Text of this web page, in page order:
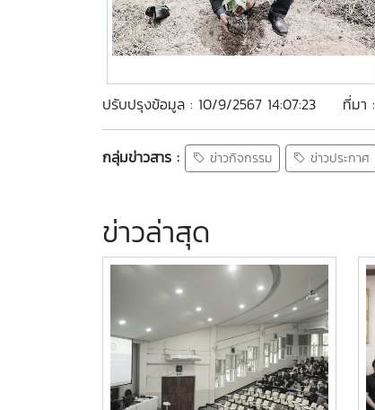
ปรับปรุงข้อมูล : 10/9/2567 14:07:23 ที่มา :
กลุ่มข่าวสาร : ข่าวกิจกรรม ข่าวประกาศ
ข่าวล่าสุด